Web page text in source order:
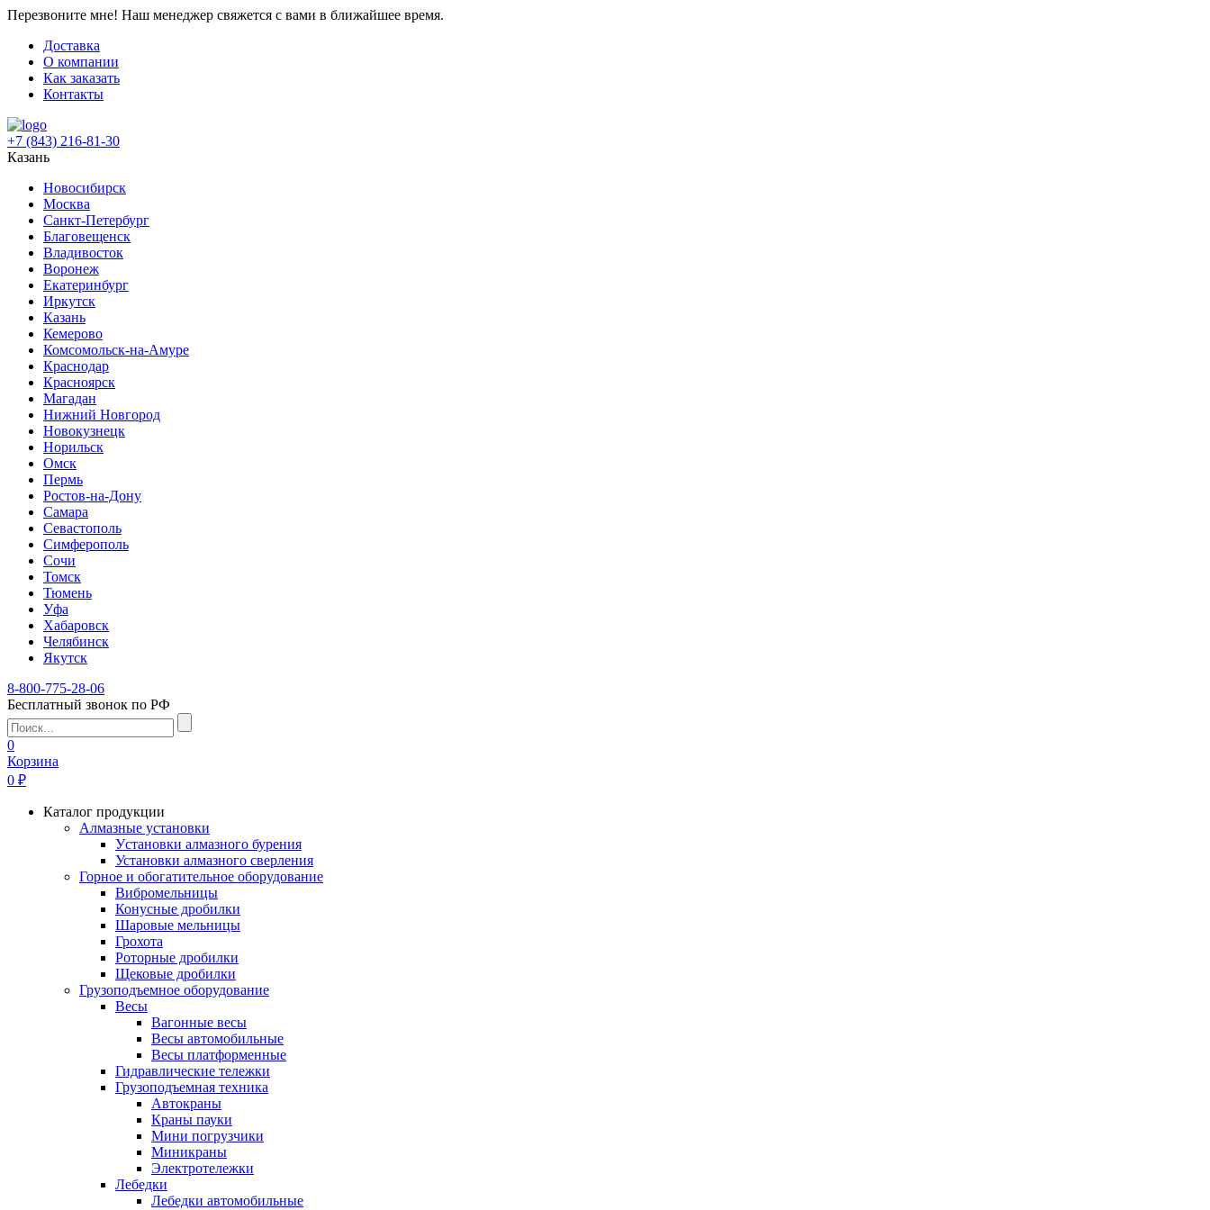
Перезвоните мне! Наш менеджер свяжется с вами в ближайшее время.
Доставка
О компании
Как заказать
Контакты
+7 (843) 216-81-30
Казань
Новосибирск
Москва
Санкт-Петербург
Благовещенск
Владивосток
Воронеж
Екатеринбург
Иркутск
Казань
Кемерово
Комсомольск-на-Амуре
Краснодар
Красноярск
Магадан
Нижний Новгород
Новокузнецк
Норильск
Омск
Пермь
Ростов-на-Дону
Самара
Севастополь
Симферополь
Сочи
Томск
Тюмень
Уфа
Хабаровск
Челябинск
Якутск
8-800-775-28-06
Бесплатный звонок по РФ
0
Корзина
0 ₽
Каталог продукции
Алмазные установки
Уcтановки алмазного бурения
Установки алмазного сверления
Горное и обогатительное оборудование
Вибромельницы
Конусные дробилки
Шаровые мельницы
Грохота
Роторные дробилки
Щековые дробилки
Грузоподъемное оборудование
Весы
Вагонные весы
Весы автомобильные
Весы платформенные
Гидравлические тележки
Грузоподъемная техника
Автокраны
Краны пауки
Мини погрузчики
Миникраны
Электротележки
Лебедки
Лебедки автомобильные